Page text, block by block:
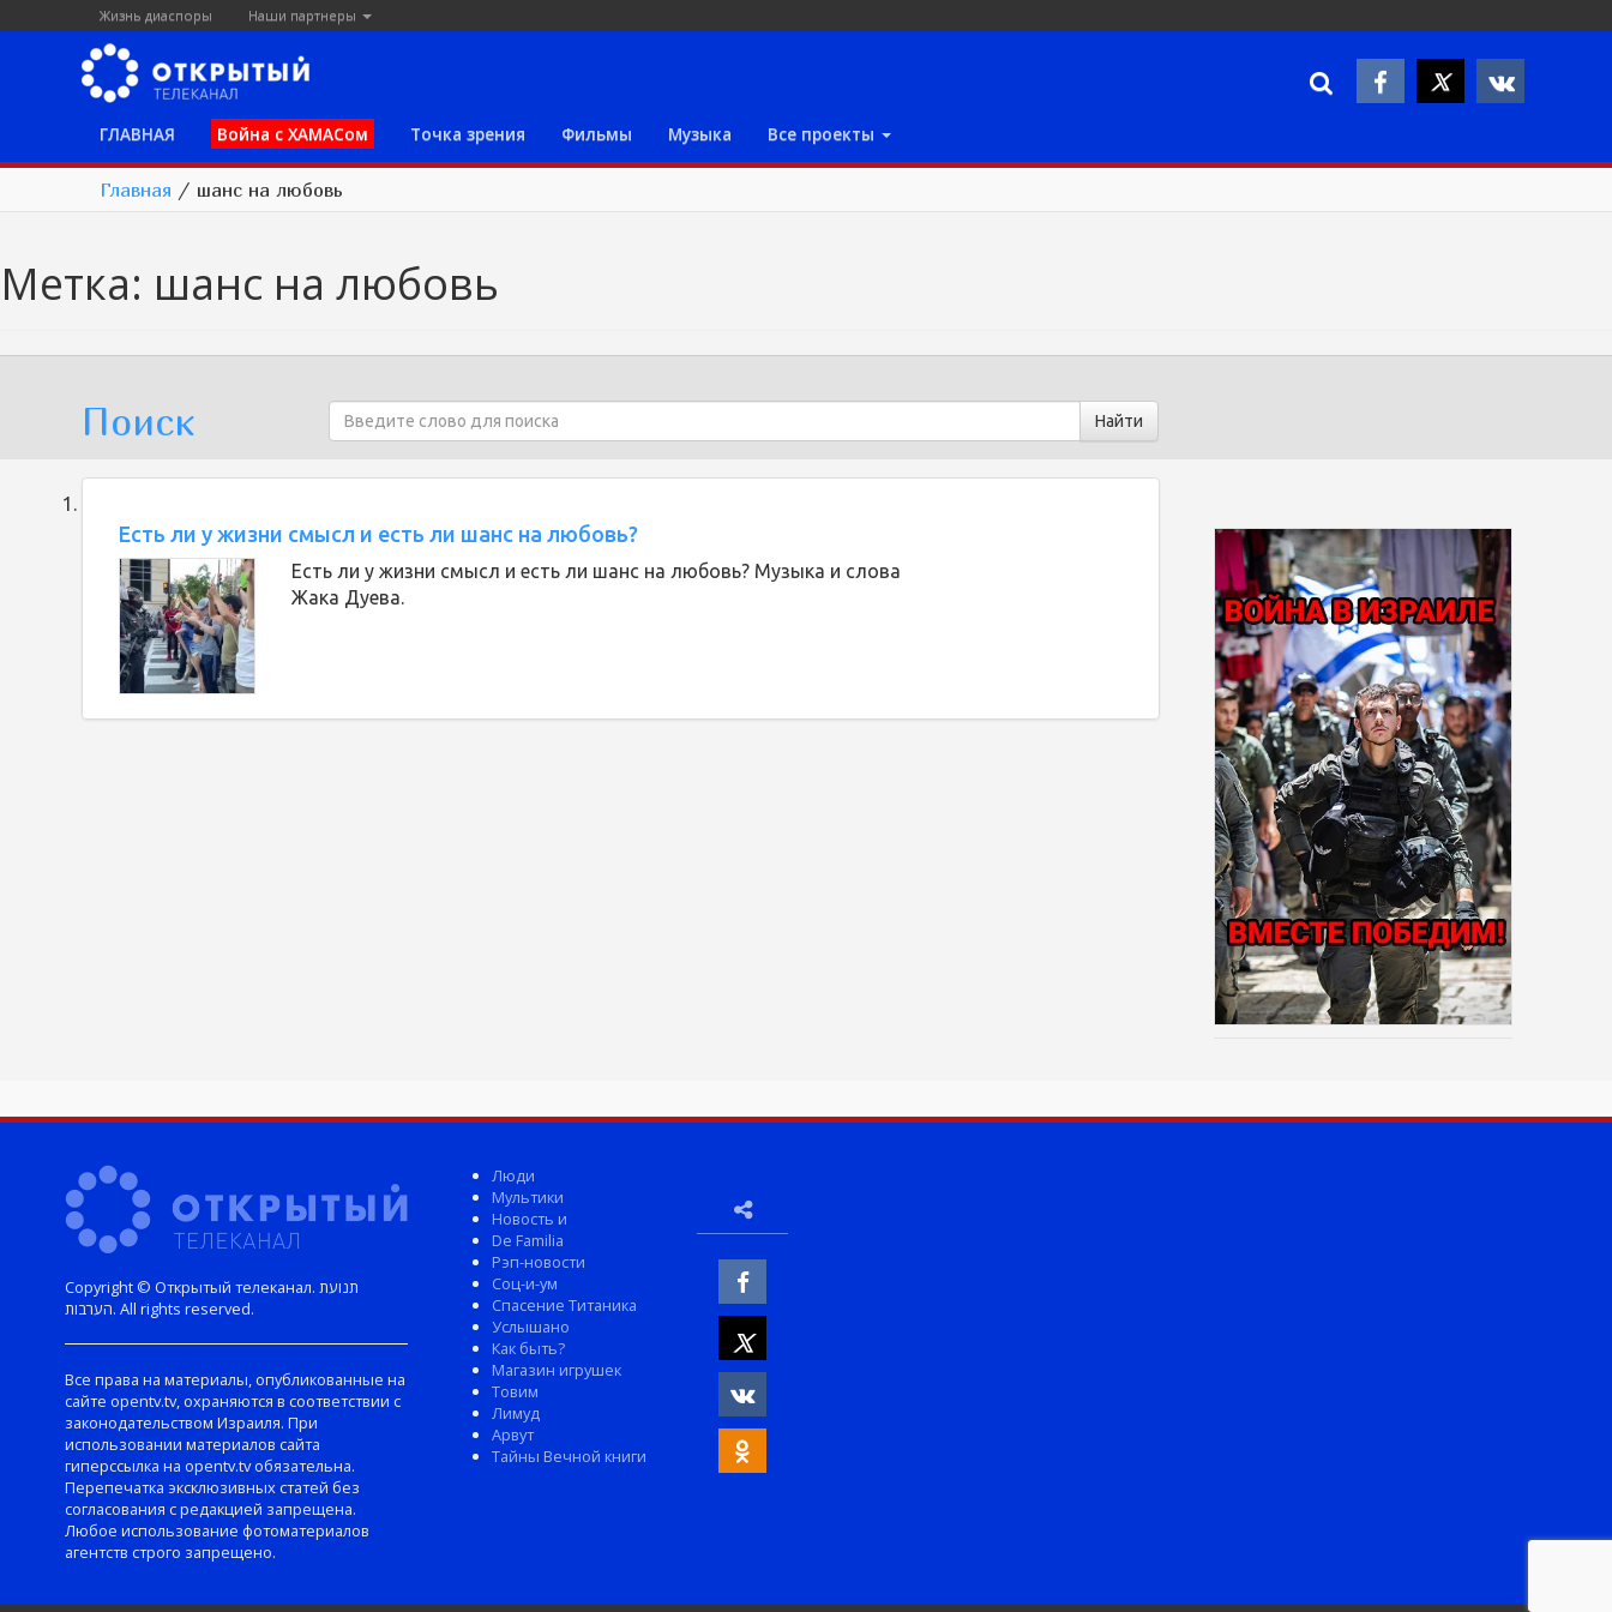
Жизнь диаспоры Наши партнеры
ГЛАВНАЯ Война с ХАМАСом Точка зрения Фильмы Музыка Все проекты
Главная / шанс на любовь
Метка: шанс на любовь
Поиск
Есть ли у жизни смысл и есть ли шанс на любовь?
Есть ли у жизни смысл и есть ли шанс на любовь? Музыка и слова
Жака Дуева.
Copyright © Открытый телеканал. תנועת
הערבות. All rights reserved.
Все права на материалы, опубликованные на
сайте opentv.tv, охраняются в соответствии с
законодательством Израиля. При
использовании материалов сайта
гиперссылка на opentv.tv обязательна.
Перепечатка эксклюзивных статей без
согласования с редакцией запрещена.
Любое использование фотоматериалов
агентств строго запрещено.
Люди
Мультики
Новость и
De Familia
Рэп-новости
Соц-и-ум
Спасение Титаника
Услышано
Как быть?
Магазин игрушек
Товим
Лимуд
Арвут
Тайны Вечной книги